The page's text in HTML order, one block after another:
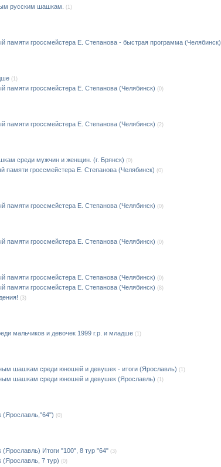
русским шашкам. (1)
гроссмейстера Е. Степанова - быстрая программа (Челябинск)
(1)
гроссмейстера Е. Степанова (Челябинск) (0)
гроссмейстера Е. Степанова (Челябинск) (2)
среди мужчин и женщин. (г. Брянск) (0)
гроссмейстера Е. Степанова (Челябинск) (0)
гроссмейстера Е. Степанова (Челябинск) (0)
гроссмейстера Е. Степанова (Челябинск) (0)
гроссмейстера Е. Степанова (Челябинск) (0)
гроссмейстера Е. Степанова (Челябинск) (8)
(3)
мальчиков и девочек 1999 г.р. и младше (1)
шашкам среди юношей и девушек - итоги (Ярославль) (1)
шашкам среди юношей и девушек (Ярославль) (1)
(Ярославль,"64") (0)
Итоги "100", 8 тур "64" (3)
7 тур) (0)